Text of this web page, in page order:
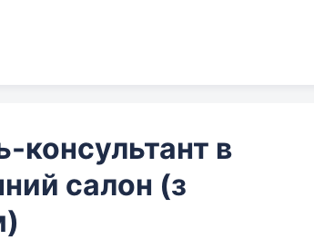
консультант в
салон (з